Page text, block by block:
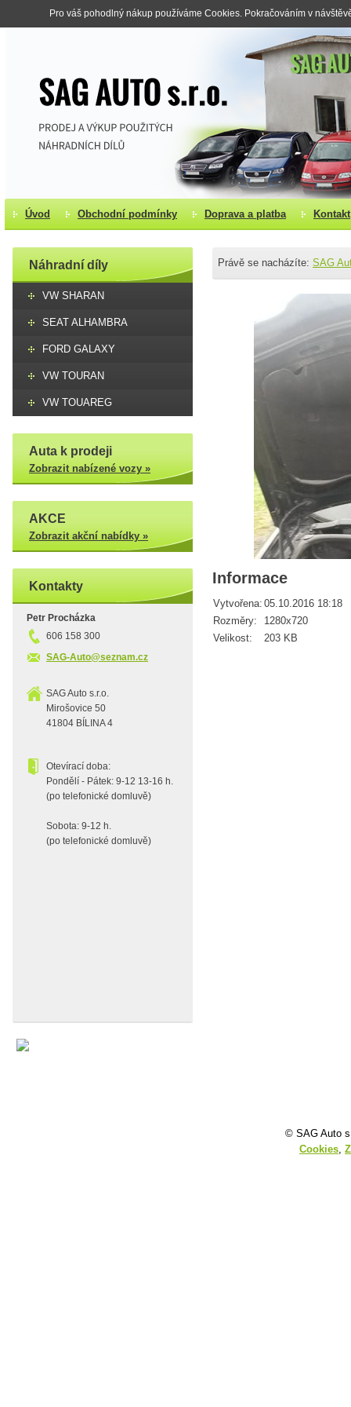
Pro váš pohodlný nákup používáme Cookies. Pokračováním v
Úvod Obchodní podmínky Doprava a platba Kontakt
Náhradní díly
VW SHARAN
SEAT ALHAMBRA
FORD GALAXY
VW TOURAN
VW TOUAREG
Auta k prodeji
Zobrazit nabízené vozy »
AKCE
Zobrazit akční nabídky »
Kontakty
Petr Procházka
606 158 300
SAG-Auto@seznam.cz
SAG Auto s.r.o.
Mirošovice 50
41804 BÍLINA 4
Otevírací doba:
Pondělí - Pátek: 9-12 13-16 h.
(po telefonické domluvě)
Sobota: 9-12 h.
(po telefonické domluvě)
Právě se nacházíte: SAG
Informace
Vytvořena: 05.10.2016 18:18
Rozměry:
1280x720
Velikost:
203 KB
© SAG Auto
Cookies,